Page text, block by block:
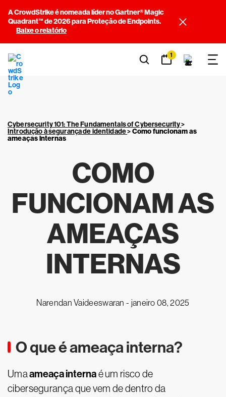
A CrowdStrike é nomeada líder no Gartner® Magic
Quadrant™ de 2026 para Proteção de Endpoints.
Baixe o relatório
1
Cybersecurity 101: The Fundamentals of Cybersecurity>
Introdução à segurança de identidade>Como funcionam as
ameaças internas
COMO
FUNCIONAM AS
AMEAÇAS
INTERNAS
Narendan Vaideeswaran - janeiro 08, 2025
O que é ameaça interna?
Umaameaça internaé um risco de
cibersegurança que vem de dentro da